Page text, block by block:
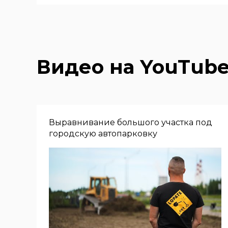
Видео на
Выравнивание большого участка под
городскую автопарковку